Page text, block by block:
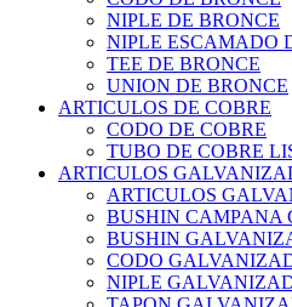
NIPLE DE BRONCE
NIPLE ESCAMADO
TEE DE BRONCE
UNION DE BRONCE
ARTICULOS DE COBRE
CODO DE COBRE
TUBO DE COBRE
ARTICULOS
ARTICULOS
BUSHIN CAMPANA
BUSHIN
CODO
NIPLE